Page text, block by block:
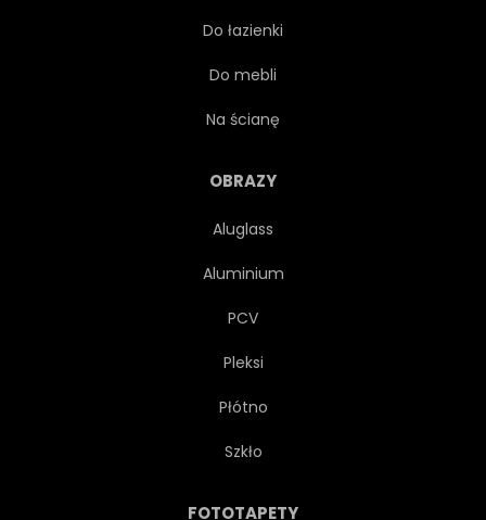
Do łazienki
Do mebli
Na ścianę
OBRAZY
Aluglass
Aluminium
PCV
Pleksi
Płótno
Szkło
FOTOTAPETY